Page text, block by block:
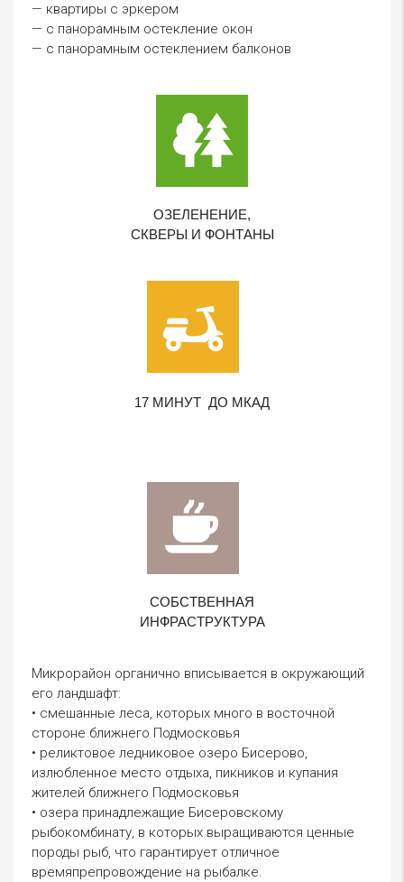
— квартиры с эркером
— с панорамным остекление окон
— с панорамным остеклением балконов
ОЗЕЛЕНЕНИЕ,
СКВЕРЫ И ФОНТАНЫ
17 МИНУТ ДО МКАД
СОБСТВЕННАЯ
ИНФРАСТРУКТУРА
Микрорайон органично вписывается в окружающий
его ландшафт:
• смешанные леса, которых много в восточной
стороне ближнего Подмосковья
• реликтовое ледниковое озеро Бисерово,
излюбленное место отдыха, пикников и купания
жителей ближнего Подмосковья
• озера принадлежащие Бисеровскому
рыбокомбинату, в которых выращиваются ценные
породы рыб, что гарантирует отличное
времяпрепровождение на рыбалке.